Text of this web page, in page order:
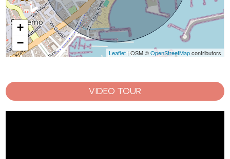
+
−
Leaflet| OSM ©OpenStreetMapcontributors
VIDEO TOUR